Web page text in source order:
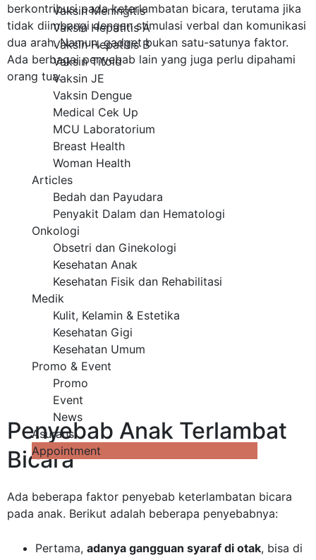
Vaksin Meningitis
Vaksin Hepatitis A
Vaksin Hepatitis B
Vaksin Tifoid
Vaksin JE
Vaksin Dengue
Medical Cek Up
MCU Laboratorium
Breast Health
Woman Health
Articles
Bedah dan Payudara
Penyakit Dalam dan Hematologi
Onkologi
Obsetri dan Ginekologi
Kesehatan Anak
Kesehatan Fisik dan Rehabilitasi
Medik
Kulit, Kelamin & Estetika
Kesehatan Gigi
Kesehatan Umum
Promo & Event
Promo
Event
News
Asuransi
Appointment
berkontribusi pada keterlambatan bicara, terutama jika
tidak diimbangi dengan stimulasi verbal dan komunikasi
dua arah. Namun, gadget bukan satu-satunya faktor.
Ada berbagai penyebab lain yang juga perlu dipahami
orang tua.
Penyebab Anak Terlambat
Bicara
Ada beberapa faktor penyebab keterlambatan bicara
pada anak. Berikut adalah beberapa penyebabnya:
Pertama, adanya gangguan syaraf di otak, bisa di